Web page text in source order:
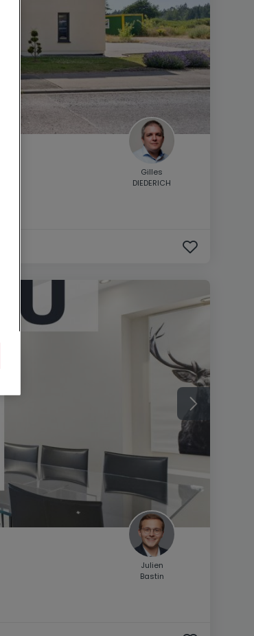
Gilles
DIEDERICH
Julien
Bastin